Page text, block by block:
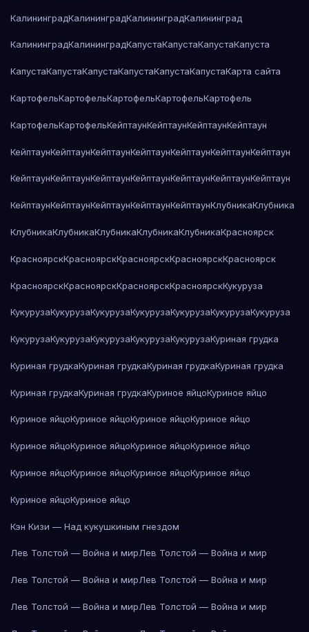
КалининградКалининградКалининградКалининград
КалининградКалининградКапустаКапустаКапустаКапуста
КапустаКапустаКапустаКапустаКапустаКапустаКарта сайта
КартофельКартофельКартофельКартофельКартофель
КартофельКартофельКейптаунКейптаунКейптаунКейптаун
КейптаунКейптаунКейптаунКейптаунКейптаунКейптаунКейптаун
КейптаунКейптаунКейптаунКейптаунКейптаунКейптаунКейптаун
КейптаунКейптаунКейптаунКейптаунКейптаунКлубникаКлубника
КлубникаКлубникаКлубникаКлубникаКлубникаКрасноярск
КрасноярскКрасноярскКрасноярскКрасноярскКрасноярск
КрасноярскКрасноярскКрасноярскКрасноярскКукуруза
КукурузаКукурузаКукурузаКукурузаКукурузаКукурузаКукуруза
КукурузаКукурузаКукурузаКукурузаКукурузаКуриная грудка
Куриная грудкаКуриная грудкаКуриная грудкаКуриная грудка
Куриная грудкаКуриная грудкаКуриное яйцоКуриное яйцо
Куриное яйцоКуриное яйцоКуриное яйцоКуриное яйцо
Куриное яйцоКуриное яйцоКуриное яйцоКуриное яйцо
Куриное яйцоКуриное яйцоКуриное яйцоКуриное яйцо
Куриное яйцоКуриное яйцо
Кэн Кизи — Над кукушкиным гнездом
Лев Толстой — Война и мирЛев Толстой — Война и мир
Лев Толстой — Война и мирЛев Толстой — Война и мир
Лев Толстой — Война и мирЛев Толстой — Война и мир